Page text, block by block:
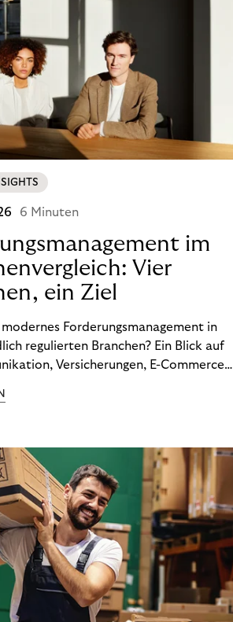
6 Minuten
im
Vier
ein Ziel
Forderungsmanagement in
regulierten Branchen? Ein Blick auf
Versicherungen, E-Commerce
will, braucht keine